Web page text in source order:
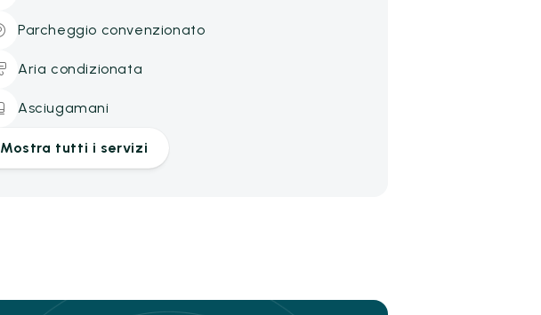
Parcheggio convenzionato
Aria condizionata
Asciugamani
Mostra tutti i servizi